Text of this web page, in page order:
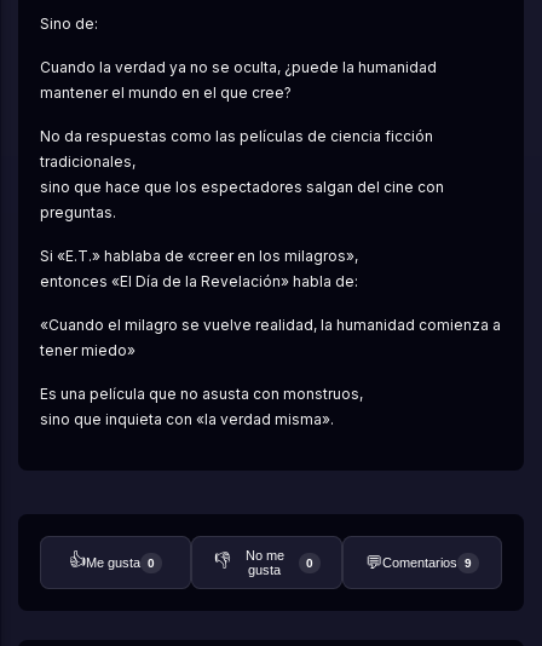
Sino de:
Cuando la verdad ya no se oculta, ¿puede la humanidad
mantener el mundo en el que cree?
No da respuestas como las películas de ciencia ficción
tradicionales,
sino que hace que los espectadores salgan del cine con
preguntas.
Si «E.T.» hablaba de «creer en los milagros»,
entonces «El Día de la Revelación» habla de:
«Cuando el milagro se vuelve realidad, la humanidad comienza a
tener miedo»
Es una película que no asusta con monstruos,
sino que inquieta con «la verdad misma».
👍Me gusta 0 👎
No me
gusta
0 💬Comentarios 9